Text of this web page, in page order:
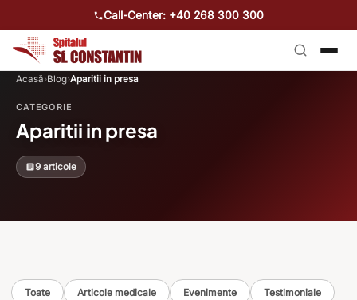
Call-Center: +40 268 300 300
Acasă›Blog›Aparitii in presa
CATEGORIE
Aparitii in presa
9 articole
Toate Articole medicale Evenimente Testimoniale